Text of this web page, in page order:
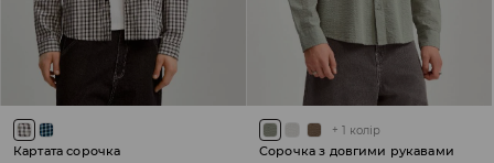
Картата сорочка
+ 1 колір
Сорочка з довгими рукавами